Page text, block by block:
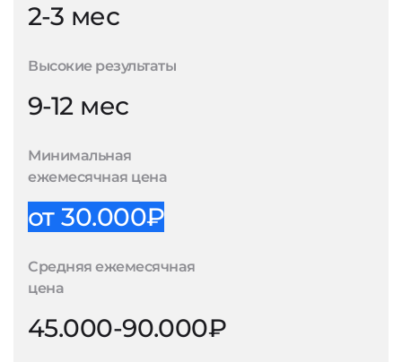
2-3 мес
Высокие результаты
9-12 мес
Минимальная
ежемесячная цена
от 30.000₽
Средняя ежемесячная
цена
45.000-90.000₽